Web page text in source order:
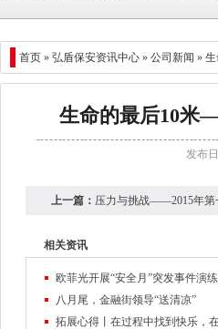
首页 » 弘盾保安资讯中心 » 公司新闻 »
生命的最后10米
发布
上一篇： 压力与挑战——2015年第
相关资讯
欧菲光开展“安全月”突发事件演练
八月尾，金融街领导“送清凉”
拓展心得丨在过程中找到快乐，